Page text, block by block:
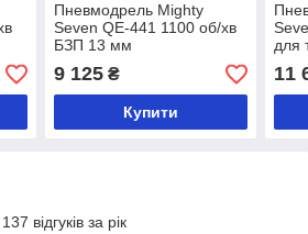
Пневмодрель Mighty
Seven QE-441 1100 об/хв
БЗП 13 мм
9 125₴
Купити
для
11
відгуків за рік